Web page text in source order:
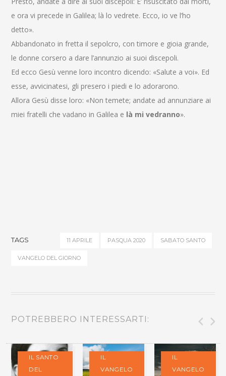
e ora vi precede in Galilea; là lo vedrete. Ecco, io ve l’ho
detto».
Abbandonato in fretta il sepolcro, con timore e gioia grande,
le donne corsero a dare l’annunzio ai suoi discepoli.
Ed ecco Gesù venne loro incontro dicendo: «Salute a voi». Ed
esse, avvicinatesi, gli presero i piedi e lo adorarono.
Allora Gesù disse loro: «Non temete; andate ad annunziare ai
miei fratelli che vadano in Galilea e là mi vedranno».
TAGS 11 APRILE PASQUA 2020 SABATO SANTO
VANGELO DEL GIORNO
POTREBBERO INTERESSARTI:
IL SANTO
DEL
IL
VANGELO
IL
VANGELO